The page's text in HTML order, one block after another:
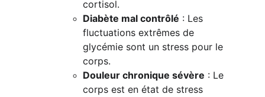
cortisol.
Diabète mal contrôlé : Les
fluctuations extrêmes de
glycémie sont un stress pour le
corps.
Douleur chronique sévère : Le
corps est en état de stress